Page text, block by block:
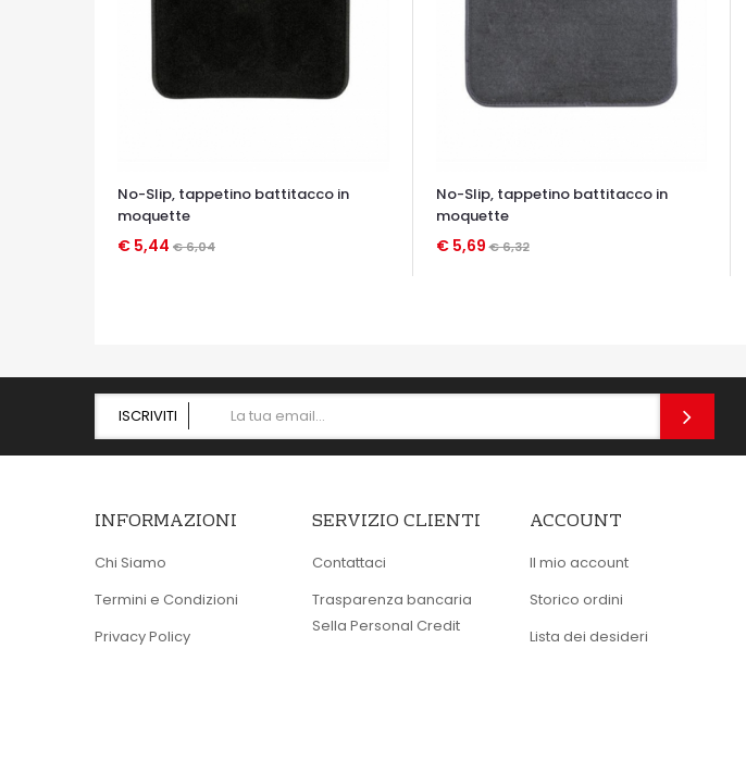
No-Slip, tappetino battitacco in
moquette
€ 5,44 € 6,04
No-Slip, tappetino battitacco in
moquette
€ 5,69€ 6,32
ISCRIVITI
INFORMAZIONI
Chi Siamo
Termini e Condizioni
Privacy Policy
SERVIZIO CLIENTI
Contattaci
Trasparenza bancaria
Sella Personal Credit
ACCOUNT
Il mio account
Storico ordini
Lista dei desideri